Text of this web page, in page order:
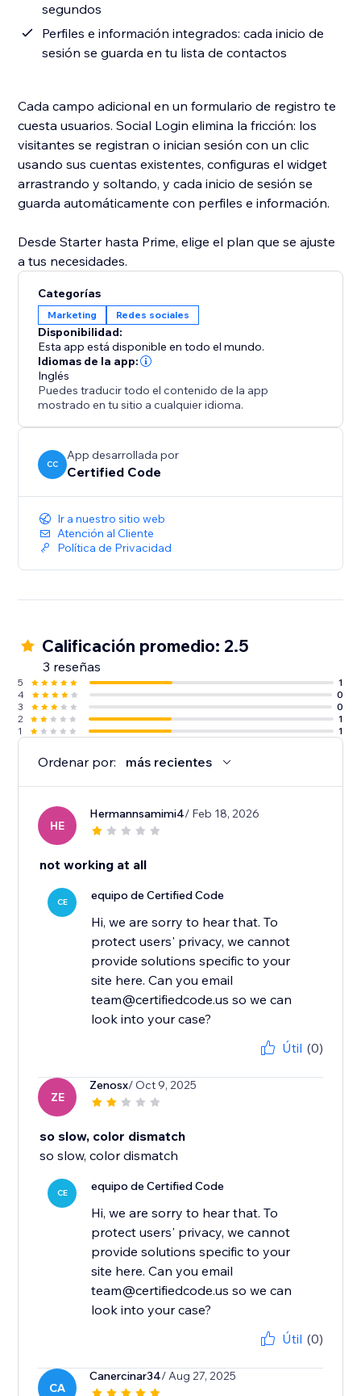
segundos
Perfiles e información integrados: cada inicio de
sesión se guarda en tu lista de contactos
Cada campo adicional en un formulario de registro te
cuesta usuarios. Social Login elimina la fricción: los
visitantes se registran o inician sesión con un clic
usando sus cuentas existentes, configuras el widget
arrastrando y soltando, y cada inicio de sesión se
guarda automáticamente con perfiles e información.
Desde Starter hasta Prime, elige el plan que se ajuste
a tus necesidades.
Categorías
Marketing Redes sociales
Disponibilidad:
Esta app está disponible en todo el mundo.
Idiomas de la app:
Inglés
Puedes traducir todo el contenido de la app
mostrado en tu sitio a cualquier idioma.
CC
App desarrollada por
Certified Code
Ir a nuestro sitio web
Atención al Cliente
Política de Privacidad
Calificación promedio: 2.5
3 reseñas
5
1
4
0
3
0
2
1
1
1
Ordenar por: más recientes
HE
Hermannsamimi4/ Feb 18, 2026
not working at all
CE equipo de Certified Code
Hi, we are sorry to hear that. To
protect users' privacy, we cannot
provide solutions specific to your
site here. Can you email
team@certifiedcode.us so we can
look into your case?
Útil (0)
ZE
Zenosx/ Oct 9, 2025
so slow, color dismatch
so slow, color dismatch
CE equipo de Certified Code
Hi, we are sorry to hear that. To
protect users' privacy, we cannot
provide solutions specific to your
site here. Can you email
team@certifiedcode.us so we can
look into your case?
Útil (0)
CA
Canercinar34/ Aug 27, 2025